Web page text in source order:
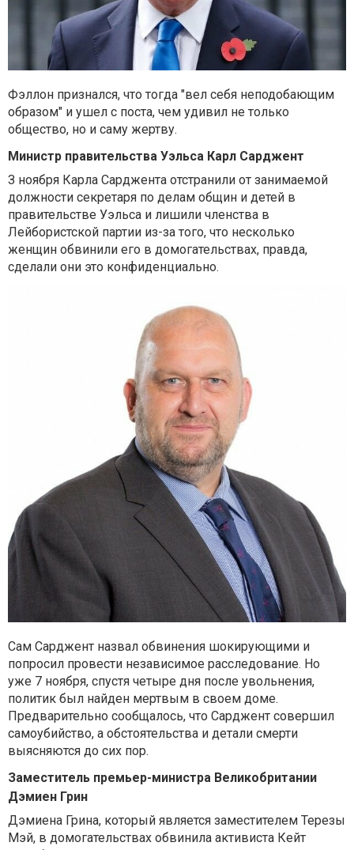
Фэллон признался, что тогда "вел себя неподобающим
образом" и ушел с поста, чем удивил не только
общество, но и саму жертву.
Министр правительства Уэльса Карл Сарджент
З ноября Карла Сарджента отстранили от занимаемой
должности секретаря по делам общин и детей в
правительстве Уэльса и лишили членства в
Лейбористской партии из-за того, что несколько
женщин обвинили его в домогательствах, правда,
сделали они это конфиденциально.
Сам Сарджент назвал обвинения шокирующими и
попросил провести независимое расследование. Но
уже 7 ноября, спустя четыре дня после увольнения,
политик был найден мертвым в своем доме.
Предварительно сообщалось, что Сарджент совершил
самоубийство, а обстоятельства и детали смерти
выясняются до сих пор.
Заместитель премьер-министра Великобритании
Дэмиен Грин
Дэмиена Грина, который является заместителем Терезы
Мэй, в домогательствах обвинила активиста Кейт